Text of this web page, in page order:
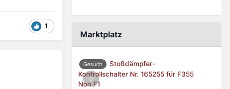
1
Marktplatz
0
Gesuch
Stoßdämpfer-
Kontrollschalter Nr. 165255 für F355
Non F1